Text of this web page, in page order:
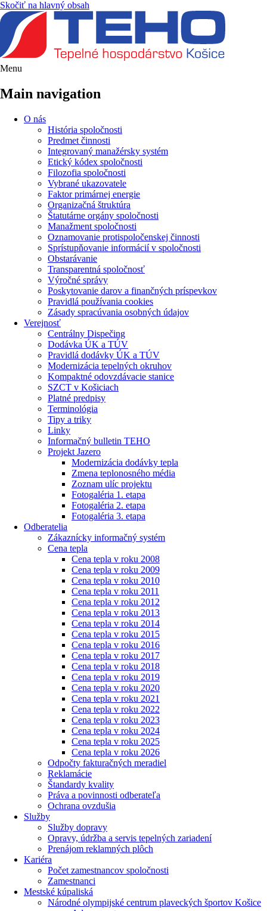
Skočiť na hlavný obsah
Menu
Main navigation
O nás
História spoločnosti
Predmet činnosti
Integrovaný manažérsky systém
Etický kódex spoločnosti
Filozofia spoločnosti
Vybrané ukazovatele
Faktor primárnej energie
Organizačná štruktúra
Štatutárne orgány spoločnosti
Manažment spoločnosti
Oznamovanie protispoločenskej činnosti
Sprístupňovanie informácií v spoločnosti
Obstarávanie
Transparentná spoločnosť
Výročné správy
Poskytovanie darov a finančných príspevkov
Pravidlá používania cookies
Zásady spracúvania osobných údajov
Verejnosť
Centrálny Dispečing
Dodávka ÚK a TÚV
Pravidlá dodávky ÚK a TÚV
Modernizácia tepelných okruhov
Kompaktné odovzdávacie stanice
SZCT v Košiciach
Platné predpisy
Terminológia
Tipy a triky
Linky
Informačný bulletin TEHO
Projekt Jazero
Modernizácia dodávky tepla
Zmena teplonosného média
Zoznam ulíc projektu
Fotogaléria 1. etapa
Fotogaléria 2. etapa
Fotogaléria 3. etapa
Odberatelia
Zákaznícky informačný systém
Cena tepla
Cena tepla v roku 2008
Cena tepla v roku 2009
Cena tepla v roku 2010
Cena tepla v roku 2011
Cena tepla v roku 2012
Cena tepla v roku 2013
Cena tepla v roku 2014
Cena tepla v roku 2015
Cena tepla v roku 2016
Cena tepla v roku 2017
Cena tepla v roku 2018
Cena tepla v roku 2019
Cena tepla v roku 2020
Cena tepla v roku 2021
Cena tepla v roku 2022
Cena tepla v roku 2023
Cena tepla v roku 2024
Cena tepla v roku 2025
Cena tepla v roku 2026
Odpočty fakturačných meradiel
Reklamácie
Štandardy kvality
Práva a povinnosti odberateľa
Ochrana ovzdušia
Služby
Služby dopravy
Opravy, údržba a servis tepelných zariadení
Prenájom reklamných plôch
Kariéra
Počet zamestnancov spoločnosti
Zamestnanci
Mestské kúpaliská
Národné olympijské centrum plaveckých športov Košice